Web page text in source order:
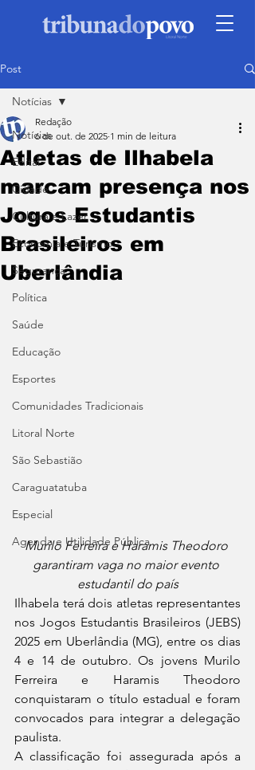
Post
Notícias
Edital
Cidade
Cultura e Lazer
Economia e Turismo
Segurança
Política
Saúde
Educação
Esportes
Comunidades Tradicionais
Litoral Norte
São Sebastião
Caraguatatuba
Especial
Agenda e Utilidade Pública
Notícias
Atletas de Ilhabela
marcam presença nos
Jogos Estudantis
Brasileiros em
Uberlândia
Redação
6 de out. de 2025 1 min de leitura
Murilo Ferreira e Haramis Theodoro
garantiram vaga no maior evento
estudantil do país
Ilhabela terá dois atletas representantes
nos Jogos Estudantis Brasileiros (JEBS)
2025 em Uberlândia (MG), entre os dias
4 e 14 de outubro. Os jovens Murilo
Ferreira e Haramis Theodoro
conquistaram o título estadual e foram
convocados para integrar a delegação
paulista.
A classificação foi assegurada após a